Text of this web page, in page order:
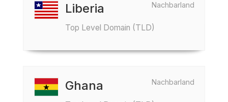
Nachbarland
Liberia
Top Level Domain (TLD)
Nachbarland
Ghana